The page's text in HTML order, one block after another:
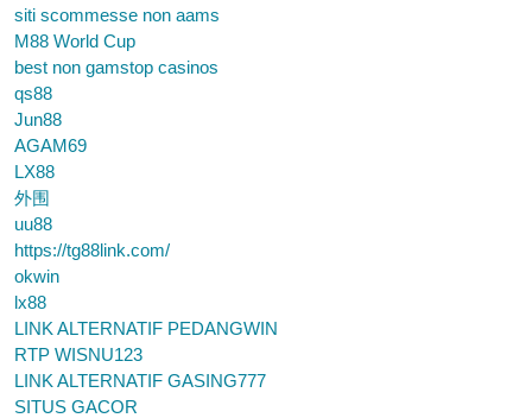
siti scommesse non aams
M88 World Cup
best non gamstop casinos
qs88
Jun88
AGAM69
LX88
外围
uu88
https://tg88link.com/
okwin
lx88
LINK ALTERNATIF PEDANGWIN
RTP WISNU123
LINK ALTERNATIF GASING777
SITUS GACOR